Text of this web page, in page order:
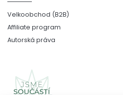
Velkoobchod (B2B)
Affiliate program
Autorská práva